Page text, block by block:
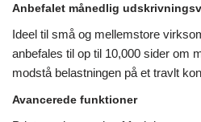
Anbefalet månedlig
Ideel til små og mellemstore
anbefales til op til 10,000 sider om
modstå belastningen på et travlt
Avancerede funktioner